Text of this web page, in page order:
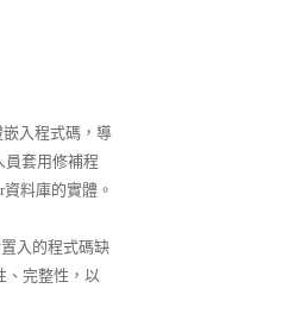
入程式碼，導
員套用修補程
料庫的實體。
入的程式碼缺
、完整性，以